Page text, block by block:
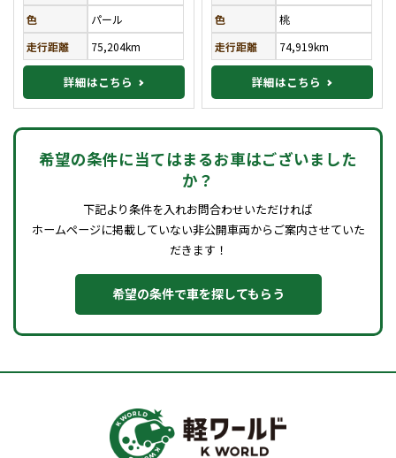
色
パール
走行距離
75,204km
詳細はこちら
色
桃
走行距離
74,919km
詳細はこちら
希望の条件に当てはまるお車はございました
か？
下記より条件を入れお問合わせいただければ
ホームページに掲載していない非公開車両からご案内させていた
だきます！
希望の条件で車を探してもらう